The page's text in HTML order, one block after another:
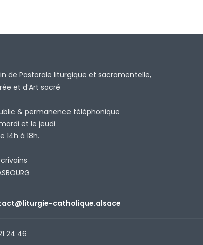
de Pastorale liturgique et sacramentelle,
et d’Art sacré
& permanence téléphonique
et le jeudi
14h à 18h.
catholique.alsace
24 46